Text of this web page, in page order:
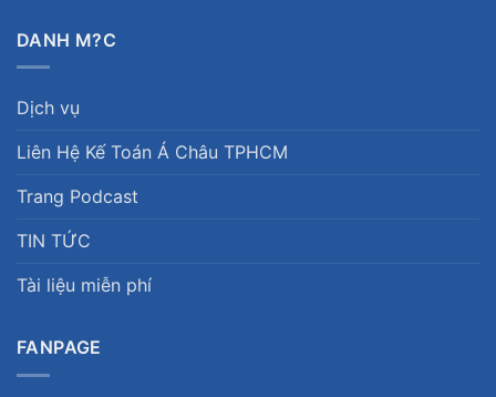
DANH M?C
Dịch vụ
Liên Hệ Kế Toán Á Châu TPHCM
Trang Podcast
TIN TỨC
Tài liệu miễn phí
FANPAGE